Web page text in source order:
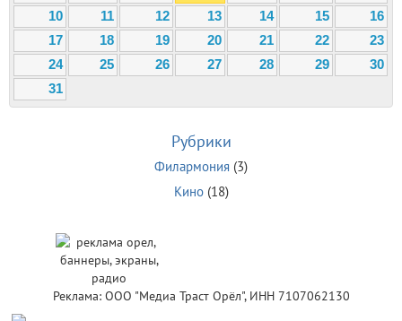
10
11 12 13 14 15
16
17
18 19 20 21 22
23
24
25 26 27 28 29
30
31
Рубрики
Филармония (3)
Кино(18)
Реклама: ООО "Медиа Траст Орёл", ИНН 7107062130